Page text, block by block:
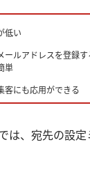
低い
ールアドレスを登録
単
客にも応用ができる
は、宛先の設